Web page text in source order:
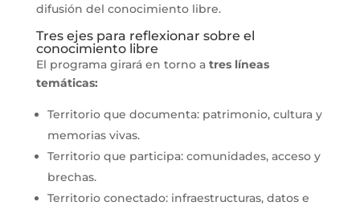
difusión del conocimiento libre.
Tres ejes para reflexionar sobre el
conocimiento libre
El programa girará en torno a tres líneas
temáticas:
Territorio que documenta: patrimonio, cultura y
memorias vivas.
Territorio que participa: comunidades, acceso y
brechas.
Territorio conectado: infraestructuras, datos e